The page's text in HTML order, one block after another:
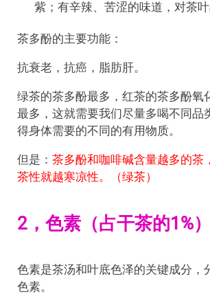
紫；有辛辣、苦涩的味道，对茶叶
茶多酚的主要功能：
抗衰老，抗癌，脂肪肝。
绿茶的茶多酚最多，红茶的茶多酚
最多，这就需要我们尽量多喝不同品
得身体需要的不同的有用物质。
但是： 茶多酚和咖啡碱含量越多的茶
茶性就越寒凉性。（绿茶）
2，色素（占干茶的1%
色素是茶汤和叶底色泽的关键成分，
色素。